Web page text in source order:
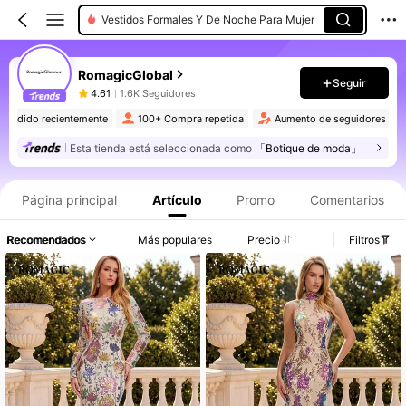
Vestidos Formales Y De Noche Para Mujer
RomagicGlobal
4.61 1.6K Seguidores
Seguir
1K+ Vendido recientemente 100+ Compra repetida Aumento de
Esta tienda está seleccionada como 「Botique de moda」
Página principal Artículo Promo Comentarios
Recomendados Más populares Precio Filtros